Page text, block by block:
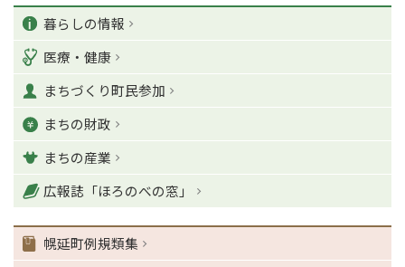
ー
ジ
の
ッ
へ
カ
テ
ゴ
リ
ー
暮らしの情報
医療・健康
まちづくり町民参加
まちの財政
まちの産業
広報誌「ほろのべの窓」
幌延町例規類集